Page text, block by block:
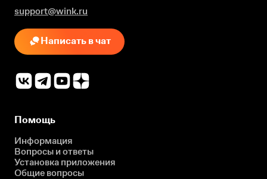
support@wink.ru
Написать в чат
Помощь
Информация
Вопросы и ответы
Установка приложения
Общие вопросы